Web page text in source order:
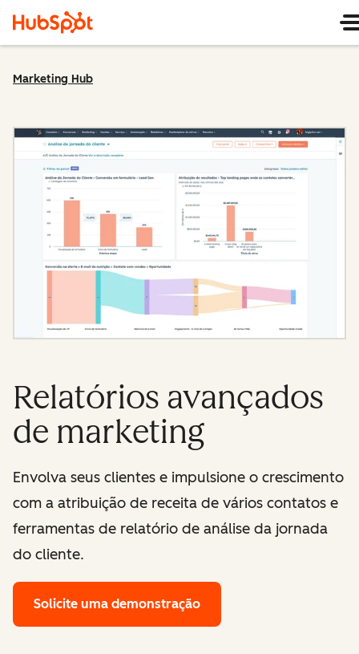
Marketing Hub
Relatórios avançados
de marketing
Envolva seus clientes e impulsione o crescimento
com a atribuição de receita de vários contatos e
ferramentas de relatório de análise da jornada
do cliente.
Solicite uma demonstração